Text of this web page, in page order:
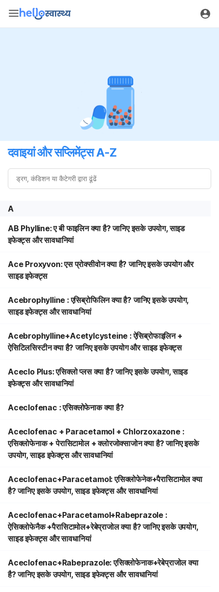
दवाइयां और सप्लिमेंट्स A-Z
A
AB Phylline: ए बी फाइलिन क्या है? जानिए इसके उपयोग, साइड
इफेक्ट्स और सावधानियां
Ace Proxyvon: एस प्रोक्सीवोन क्या है? जानिए इसके उपयोग और
साइड इफेक्ट्स
Acebrophylline : एसिब्रोफिलिन क्या है? जानिए इसके उपयोग,
साइड इफेक्ट्स और सावधानियां
Acebrophylline+Acetylcysteine : ऐसिब्रोफाइलिन +
ऐसिटिलसिस्टीन क्या है? जानिए इसके उपयोग और साइड इफेक्ट्स
Aceclo Plus: एसिक्लो प्लस क्या है? जानिए इसके उपयोग, साइड
इफेक्ट्स और सावधानियां
Aceclofenac : एसिक्लोफेनाक क्या है?
Aceclofenac + Paracetamol + Chlorzoxazone :
एसिक्लोफेनाक + पेरासिटामोल + क्लोरजोक्साजोन क्या है? जानिए इसके
उपयोग, साइड इफेक्ट्स और सावधानियां
Aceclofenac+Paracetamol: एसिक्लोफेनेक+पैरासिटामोल क्या
है? जानिए इसके उपयोग, साइड इफेक्ट्स और सावधानियां
Aceclofenac+Paracetamol+Rabeprazole :
ऐसिक्लोफेनैक +पैरासिटामोल+रेबेप्राजोल क्या है? जानिए इसके उपयोग,
साइड इफेक्ट्स और सावधानियां
Aceclofenac+Rabeprazole: एसिक्लोफेनाक+रेबेप्राजोल क्या
है? जानिए इसके उपयोग, साइड इफेक्ट्स और सावधानियां